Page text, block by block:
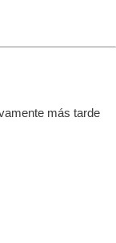
más tarde